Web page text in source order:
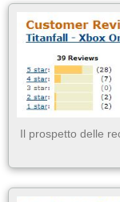
Il prospetto delle